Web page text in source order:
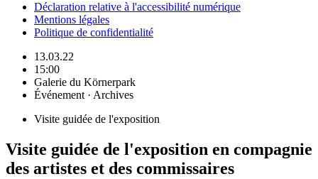
Déclaration relative à l'accessibilité numérique
Mentions légales
Politique de confidentialité
13.03.22
15:00
Galerie du Körnerpark
Événement · Archives
Visite guidée de l'exposition
Visite guidée de l'exposition en compagnie
des artistes et des commissaires